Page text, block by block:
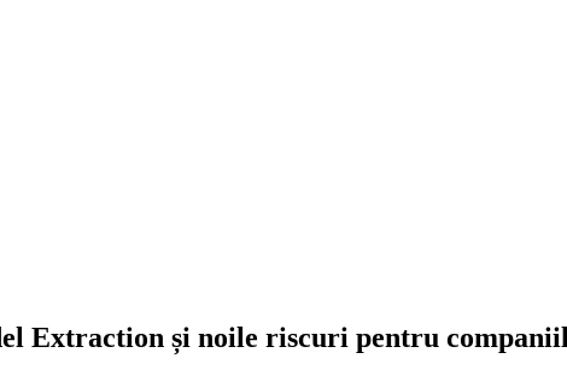
Extraction și noile riscuri pentru